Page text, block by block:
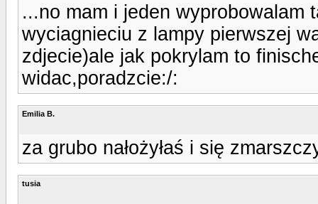
...no mam i jeden wyprobowalam
wyciagnieciu z lampy pierwszej
zdjecie)ale jak pokrylam to
widac,poradzcie:/:
Emilia B.
za grubo nałożyłaś i się
tusia